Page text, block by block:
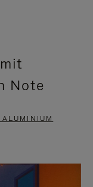
Note